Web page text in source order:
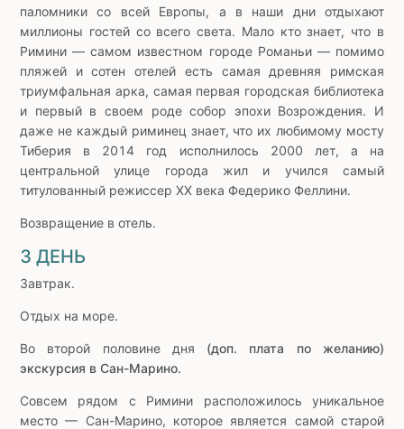
паломники со всей Европы, а в наши дни отдыхают
миллионы гостей со всего света. Мало кто знает, что в
Римини — самом известном городе Романьи — помимо
пляжей и сотен отелей есть самая древняя римская
триумфальная арка, самая первая городская библиотека
и первый в своем роде собор эпохи Возрождения. И
даже не каждый риминец знает, что их любимому мосту
Тиберия в 2014 год исполнилось 2000 лет, а на
центральной улице города жил и учился самый
титулованный режиссер XX века Федерико Феллини.
Возвращение в отель.
3 ДЕНЬ
Завтрак.
Отдых на море.
Во второй половине дня (доп. плата по желанию)
экскурсия в Сан-Марино.
Совсем рядом с Римини расположилось уникальное
место — Сан-Марино, которое является самой старой